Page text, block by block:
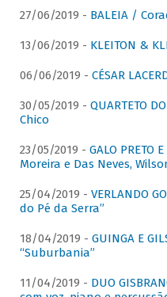
27/06/2019 - BALEIA /
13/06/2019 - KLEITON &
06/06/2019 - CÉSAR
30/05/2019 - QUARTETO
Chico
23/05/2019 - GALO PRETO
Moreira e Das Neves,
25/04/2019 - VERLANDO
do Pé da Serra”
18/04/2019 - GUINGA E
“Suburbania”
11/04/2019 - DUO